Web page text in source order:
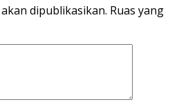
dipublikasikan. Ruas yang